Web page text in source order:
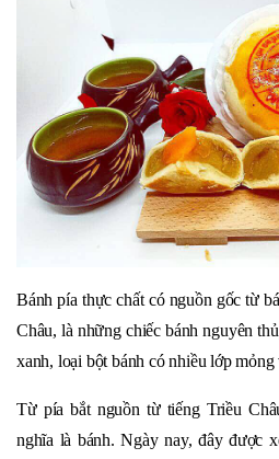
Bánh pía thực chất có nguồn gốc từ
Châu, là những chiếc bánh nguyên
xanh, loại bột bánh có nhiều lớp
Từ pía bắt nguồn từ tiếng Triều
nghĩa là bánh. Ngày nay, đây được